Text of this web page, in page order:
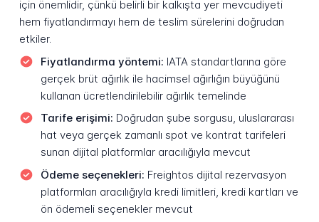
için önemlidir, çünkü belirli bir kalkışta yer mevcudiyeti
hem fiyatlandırmayı hem de teslim sürelerini doğrudan
etkiler.
Fiyatlandırma yöntemi: IATA standartlarına göre
gerçek brüt ağırlık ile hacimsel ağırlığın büyüğünü
kullanan ücretlendirilebilir ağırlık temelinde
Tarife erişimi: Doğrudan şube sorgusu, uluslararası
hat veya gerçek zamanlı spot ve kontrat tarifeleri
sunan dijital platformlar aracılığıyla mevcut
Ödeme seçenekleri: Freightos dijital rezervasyon
platformları aracılığıyla kredi limitleri, kredi kartları ve
ön ödemeli seçenekler mevcut